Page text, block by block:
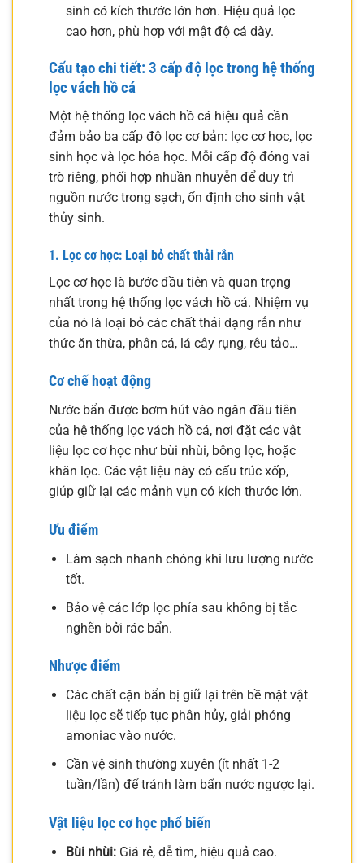
sinh có kích thước lớn hơn. Hiệu quả lọc
cao hơn, phù hợp với mật độ cá dày.
Cấu tạo chi tiết: 3 cấp độ lọc trong hệ thống
lọc vách hồ cá
Một hệ thống lọc vách hồ cá hiệu quả cần
đảm bảo ba cấp độ lọc cơ bản: lọc cơ học, lọc
sinh học và lọc hóa học. Mỗi cấp độ đóng vai
trò riêng, phối hợp nhuần nhuyễn để duy trì
nguồn nước trong sạch, ổn định cho sinh vật
thủy sinh.
1. Lọc cơ học: Loại bỏ chất thải rắn
Lọc cơ học là bước đầu tiên và quan trọng
nhất trong hệ thống lọc vách hồ cá. Nhiệm vụ
của nó là loại bỏ các chất thải dạng rắn như
thức ăn thừa, phân cá, lá cây rụng, rêu tảo…
Cơ chế hoạt động
Nước bẩn được bơm hút vào ngăn đầu tiên
của hệ thống lọc vách hồ cá, nơi đặt các vật
liệu lọc cơ học như bùi nhùi, bông lọc, hoặc
khăn lọc. Các vật liệu này có cấu trúc xốp,
giúp giữ lại các mảnh vụn có kích thước lớn.
Ưu điểm
Làm sạch nhanh chóng khi lưu lượng nước
tốt.
Bảo vệ các lớp lọc phía sau không bị tắc
nghẽn bởi rác bẩn.
Nhược điểm
Các chất cặn bẩn bị giữ lại trên bề mặt vật
liệu lọc sẽ tiếp tục phân hủy, giải phóng
amoniac vào nước.
Cần vệ sinh thường xuyên (ít nhất 1-2
tuần/lần) để tránh làm bẩn nước ngược lại.
Vật liệu lọc cơ học phổ biến
Bùi nhùi:Giá rẻ, dễ tìm, hiệu quả cao.